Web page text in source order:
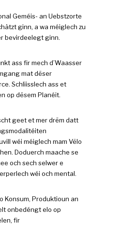
Geméis- an Uebstzorte
ginn, a wa méiglech zu
bevirdeelegt ginn.
ass fir mech d’Waasser
mat dëser
Schliisslech ass et
op dësem Planéit.
geet et mer drëm datt
wéi méiglech mam Vëlo
Doduerch maache se
och sech selwer e
wéi och mental.
Konsum, Produktioun an
onbedéngt elo op
fir